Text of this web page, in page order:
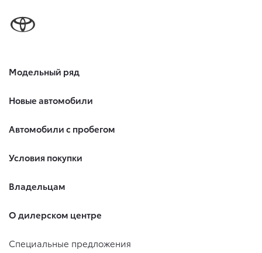
Модельный ряд
Новые автомобили
Автомобили с пробегом
Условия покупки
Владельцам
О дилерском центре
Специальные предложения